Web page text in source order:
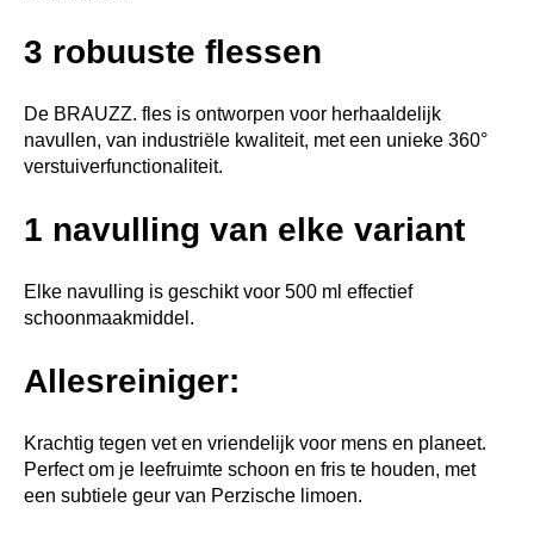
3 robuuste flessen
De BRAUZZ. fles is ontworpen voor herhaaldelijk
navullen, van industriële kwaliteit, met een unieke 360°
verstuiverfunctionaliteit.
1 navulling van elke variant
Elke navulling is geschikt voor 500 ml effectief
schoonmaakmiddel.
Allesreiniger:
Krachtig tegen vet en vriendelijk voor mens en planeet.
Perfect om je leefruimte schoon en fris te houden, met
een subtiele geur van Perzische limoen.